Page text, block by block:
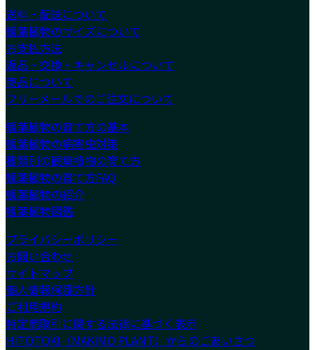
送料・配送について
観葉植物のサイズについて
お支払方法
返品・交換・キャンセルについて
商品について
フリーメールでのご注文について
観葉植物の育て方の基本
観葉植物の病害虫対策
種類別の観葉植物の育て方
観葉植物の育て方FAQ
観葉植物の紹介
観葉植物図鑑
プライバシーポリシー
お問い合わせ
サイトマップ
個人情報保護方針
ご利用規約
特定商取引に関する法律に基づく表示
HITOTOKI（MAKIMO PLANT）からのごあいさつ